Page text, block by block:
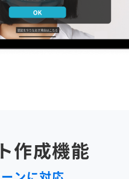
作成機能